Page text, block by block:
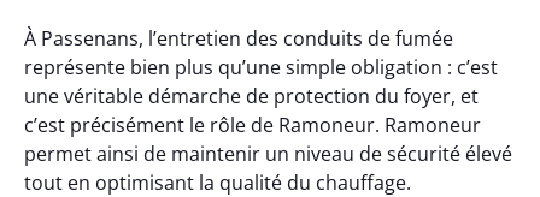
À Passenans, l’entretien des conduits de fumée
représente bien plus qu’une simple obligation : c’est
une véritable démarche de protection du foyer, et
c’est précisément le rôle de Ramoneur. Ramoneur
permet ainsi de maintenir un niveau de sécurité élevé
tout en optimisant la qualité du chauffage.